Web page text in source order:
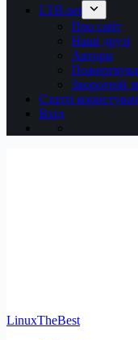
LTB.net
Про сайт
Наші друзі
Автори
Зворотній
Статті
Вхід
LinuxTheBest